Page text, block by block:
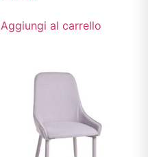
Aggiungi al carrello